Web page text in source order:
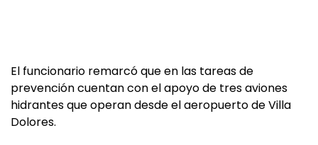
El funcionario remarcó que en las tareas de
prevención cuentan con el apoyo de tres aviones
hidrantes que operan desde el aeropuerto de Villa
Dolores.